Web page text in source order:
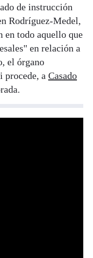
de instrucción
Rodríguez-Medel,
en todo aquello que
en relación a
el órgano
procede, a Casado